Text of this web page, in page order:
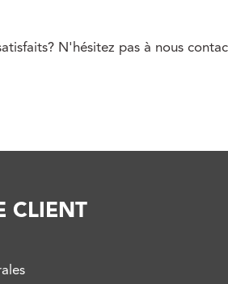
N'hésitez pas à nous
CLIENT